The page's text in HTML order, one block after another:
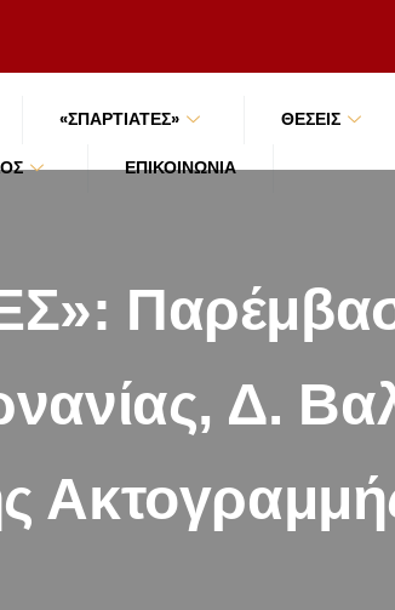
«ΣΠΑΡΤΙΑΤΕΣ» ΘΕΣΕΙΣ
ΕΠΙΚΟΙΝΩΝΊΑ
Δ.